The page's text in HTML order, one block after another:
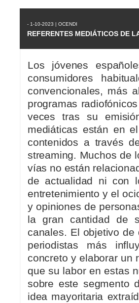
- 1-10-2023 | OCENDI
REFERENTES MEDIÁTICOS DE
Los jóvenes
consumidores
convencionales, más
programas
veces tras su
mediáticas están en
contenidos a través
streaming. Muchos de
vías no están
de actualidad ni con
entretenimiento y el
y opiniones de
la gran cantidad de
canales. El objetivo
periodistas más
concreto y elaborar un
que su labor en estas
sobre este segmento
idea mayoritaria